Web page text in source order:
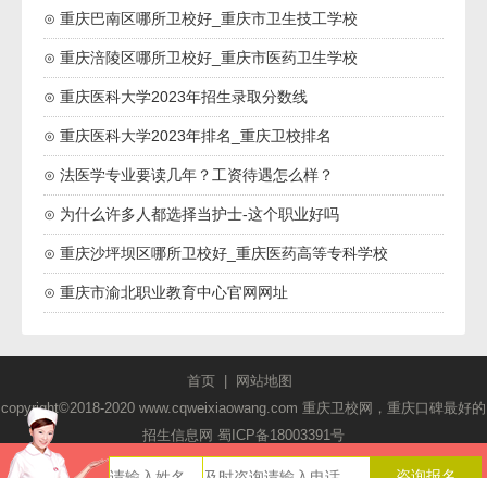
⊙ 重庆巴南区哪所卫校好_重庆市卫生技工学校
⊙ 重庆涪陵区哪所卫校好_重庆市医药卫生学校
⊙ 重庆医科大学2023年招生录取分数线
⊙ 重庆医科大学2023年排名_重庆卫校排名
⊙ 法医学专业要读几年？工资待遇怎么样？
⊙ 为什么许多人都选择当护士-这个职业好吗
⊙ 重庆沙坪坝区哪所卫校好_重庆医药高等专科学校
⊙ 重庆市渝北职业教育中心官网网址
首页|
网站地图
copyright©2018-2020 www.cqweixiaowang.com 重庆卫校网，重庆口碑最好的
招生信息网 蜀ICP备18003391号